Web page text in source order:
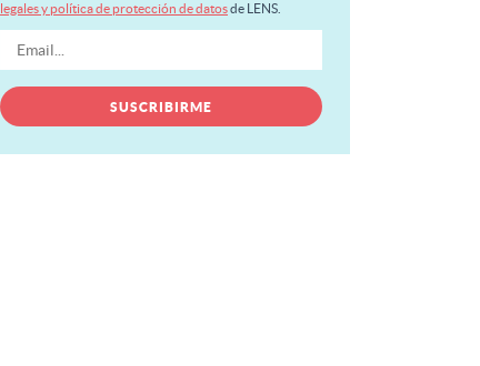
legales y política de protección de datosde LENS.